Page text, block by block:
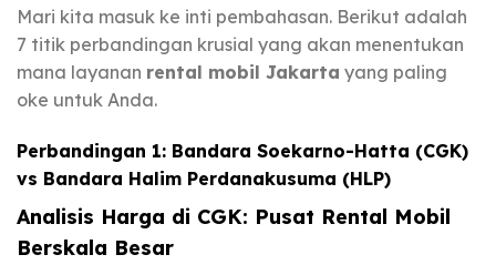
Mari kita masuk ke inti pembahasan. Berikut adalah
7 titik perbandingan krusial yang akan menentukan
mana layanan rental mobil Jakarta yang paling
oke untuk Anda.
Perbandingan 1: Bandara Soekarno-Hatta (CGK)
vs Bandara Halim Perdanakusuma (HLP)
Analisis Harga di CGK: Pusat Rental Mobil
Berskala Besar